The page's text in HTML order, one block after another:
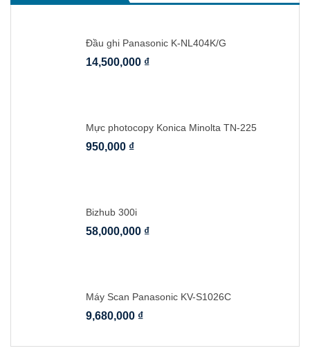
Đầu ghi Panasonic K-NL404K/G
14,500,000 ₫
Mực photocopy Konica Minolta TN-225
950,000 ₫
Bizhub 300i
58,000,000 ₫
Máy Scan Panasonic KV-S1026C
9,680,000 ₫